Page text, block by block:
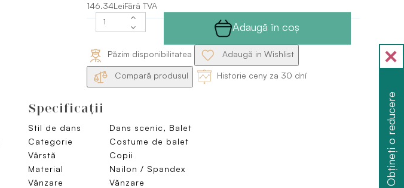
146.34LeiFără TVA
Adaugă în coş
Păzim disponibilitatea Adaugă in Wishlist
Compară produsul Historie ceny za 30 dní
Specificaţii
Stil de dans
Dans scenic, Balet
Categorie
Costume de balet
Vârstă
Copii
Material
Nailon / Spandex
Vânzare
Vănzare
Obțineți o reducere